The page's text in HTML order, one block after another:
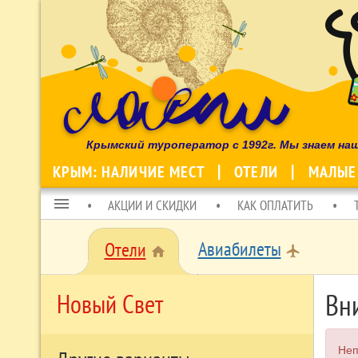
Крымский туроператор с 1992г. Мы знаем
КРЫМ: НАЛИЧИЕ МЕСТ ОТЕЛИ МАЛЫЕ
menu АКЦИИ И СКИДКИ КАК ОПЛАТИТЬ
Отели home Авиабилеты local_airport
Новый Свет